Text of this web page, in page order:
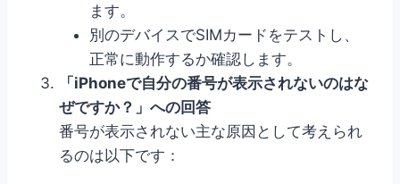
ます。
別のデバイスでSIMカードをテストし、
正常に動作するか確認します。
「iPhoneで自分の番号が表示されないのはな
ぜですか？」への回答
番号が表示されない主な原因として考えられ
るのは以下です：